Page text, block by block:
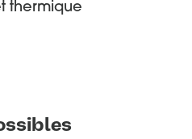
thermique